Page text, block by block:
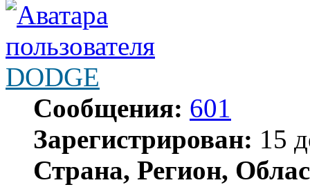
DODGE
Сообщения: 601
Зарегистрирован: 15
Страна, Регион,